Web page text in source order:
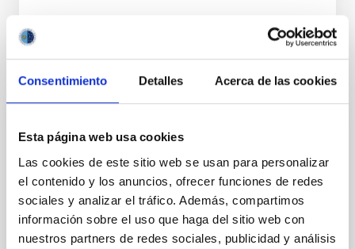
Consentimiento Detalles Acerca de las cookies
Esta página web usa cookies
Las cookies de este sitio web se usan para personalizar
el contenido y los anuncios, ofrecer funciones de redes
sociales y analizar el tráfico. Además, compartimos
información sobre el uso que haga del sitio web con
nuestros partners de redes sociales, publicidad y análisis
UN CONTRATO - TÉCNICO/A DE TALLER -
ESPECIALIDAD MECÁNICA- FIJO
LABORAL - PS-2026-032
Se convoca proceso selectivo para el ingreso, como
personal laboral fijo, de un puesto de trabajo con la